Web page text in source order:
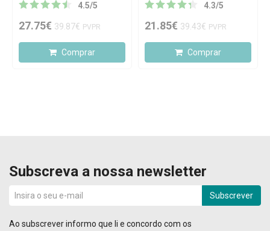
4.5/5
27.75€ 39.87€ PVPR
Comprar
4.3/5
21.85€ 39.43€ PVPR
Comprar
Subscreva a nossa newsletter
Subscrever
Ao subscrever informo que li e concordo com os